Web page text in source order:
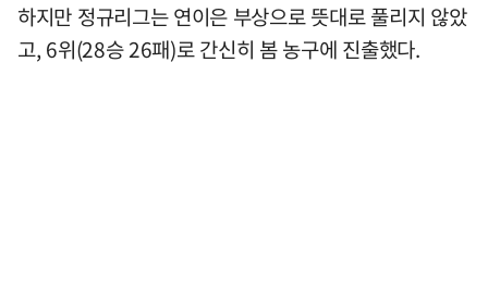
하지만 정규리그는 연이은 부상으로 뜻대로 풀리지 않았
고, 6위(28승 26패)로 간신히 봄 농구에 진출했다.